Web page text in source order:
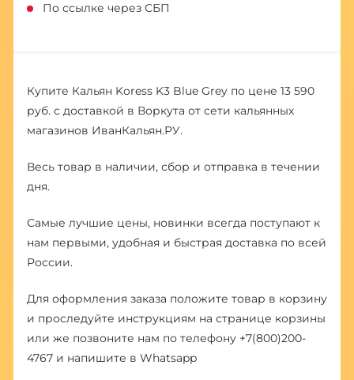
По ссылке через СБП
Купите Кальян Koress K3 Blue Grey по цене 13 590
руб. с доставкой в Воркута от сети кальянных
магазинов ИванКальян.РУ.
Весь товар в наличии, сбор и отправка в течении
дня.
Самые лучшие цены, новинки всегда поступают к
нам первыми, удобная и быстрая доставка по всей
России.
Для оформления заказа положите товар в корзину
и проследуйте инструкциям на странице корзины
или же позвоните нам по телефону +7(800)200-
4767и напишите в Whatsapp